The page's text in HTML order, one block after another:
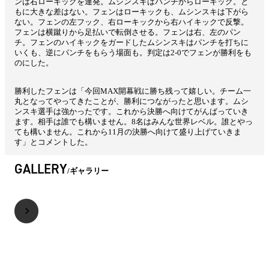
もに大きな差はない。フェンはローキックも、ムシンスキは下がら
ない。フェンの左フック、右ローキックから右ハイキックで反撃。
フェンは横蹴りから足払いで転倒させる。フェンは右、左のパン
チ。フェンのハイキックをガードしたムシンスキはパンチを打ちに
いくも、逆にパンチをもらう場面も。判定は2-0でフェンが勝利をも
のにした。
勝利したフェンは「今回MAX開幕戦に勝ち残って嬉しい。チーム一
丸となってやってきたことが、勝利につながったと思います。ムシ
ンスキ選手は強かったです。これから決勝へ向けてがんばっていき
ます。相手は誰でも構いません。8名はみんな世界レベル。誰とやっ
ても構いません。これから11月の決勝へ向けて盛り上げていきま
す」とコメントした。
GALLERY ギャラリー